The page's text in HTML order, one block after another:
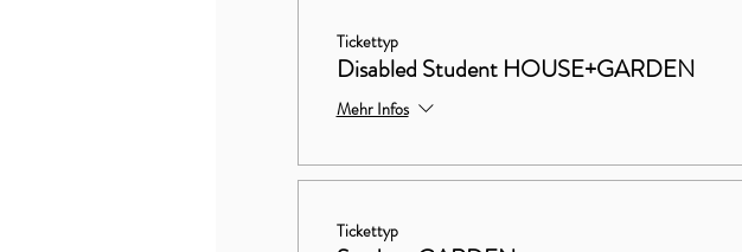
Tickettyp
Disabled Student HOUSE+GARDEN
Mehr Infos
Tickettyp